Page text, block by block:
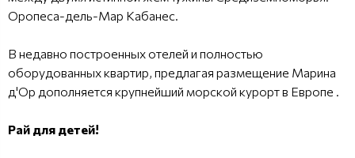
Оропеса-дель-Мар Кабанес.
В недавно построенных отелей и полностью
оборудованных квартир, предлагая размещение Марина
д'Ор дополняется крупнейший морской курорт в Европе .
Рай для детей!